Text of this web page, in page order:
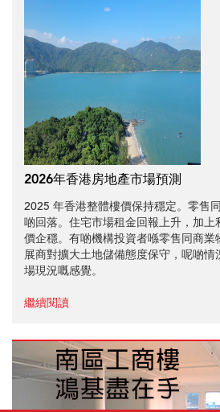
2026年香港房地產市場預測
2025 年香港整體樓價保持穩定。零售
啲回落。住宅市場租金回報上升，加
價企穩。有啲機構投資者喺零售同商業
展商對擴大土地儲備態度保守，呢啲
場現況嘅感覺。
繼續閱讀